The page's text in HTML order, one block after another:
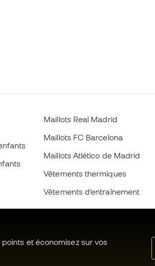
Maillots Real Madrid
Maillots FC Barcelona
Maillots Atlético de Madrid
Vêtements thermiques
Vêtements d’entraînement
et économisez sur vos